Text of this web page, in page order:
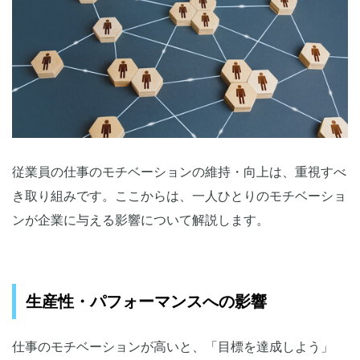
従業員の仕事のモチベーションの維持・向上は、重視すべ
き取り組みです。ここからは、一人ひとりのモチベーショ
ンが企業に与える影響について解説します。
生産性・パフォーマンスへの影響
仕事のモチベーションが高いと、「目標を達成しよう」